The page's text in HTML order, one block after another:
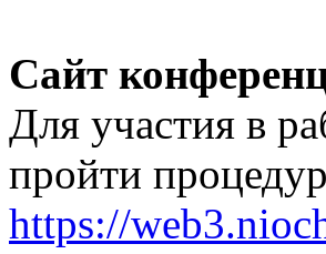
Сайт
Для участия в
пройти
https://